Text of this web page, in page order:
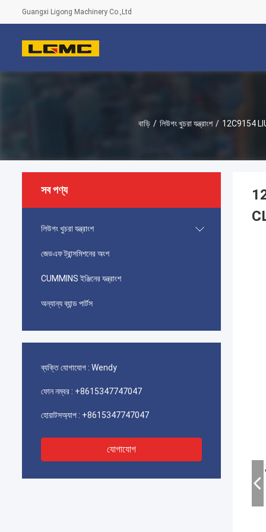
Guangxi Ligong Machinery Co.,Ltd
বাড়ি / লিউগং খুচরা যন্ত্রাংশ / 12C9154
সব পণ্য
লিউগং খুচরা যন্ত্রাংশ
জেডএফ ট্রান্সমিশনের অংশ
CUMMINS ইঞ্জিনের যন্ত্রাংশ
অন্যান্য ব্যান্ড পার্টস
ব্যক্তি যোগাযোগ : Wendy
ফোন নম্বর : +8615347747047
হোয়াটসঅ্যাপ : +8615347747047
যোগাযোগ